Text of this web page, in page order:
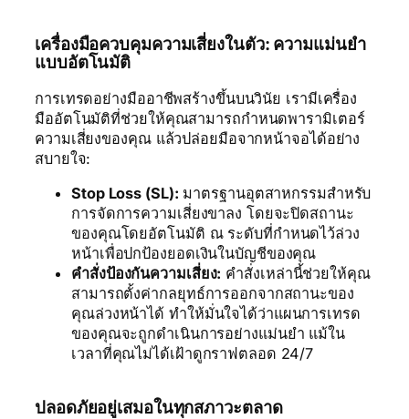
เครื่องมือควบคุมความเสี่ยงในตัว: ความแม่นยำ
แบบอัตโนมัติ
การเทรดอย่างมืออาชีพสร้างขึ้นบนวินัย เรามีเครื่อง
มืออัตโนมัติที่ช่วยให้คุณสามารถกำหนดพารามิเตอร์
ความเสี่ยงของคุณ แล้วปล่อยมือจากหน้าจอได้อย่าง
สบายใจ:
Stop Loss (SL): มาตรฐานอุตสาหกรรมสำหรับ
การจัดการความเสี่ยงขาลง โดยจะปิดสถานะ
ของคุณโดยอัตโนมัติ ณ ระดับที่กำหนดไว้ล่วง
หน้าเพื่อปกป้องยอดเงินในบัญชีของคุณ
คำสั่งป้องกันความเสี่ยง: คำสั่งเหล่านี้ช่วยให้คุณ
สามารถตั้งค่ากลยุทธ์การออกจากสถานะของ
คุณล่วงหน้าได้ ทำให้มั่นใจได้ว่าแผนการเทรด
ของคุณจะถูกดำเนินการอย่างแม่นยำ แม้ใน
เวลาที่คุณไม่ได้เฝ้าดูกราฟตลอด 24/7
ปลอดภัยอยู่เสมอในทุกสภาวะตลาด